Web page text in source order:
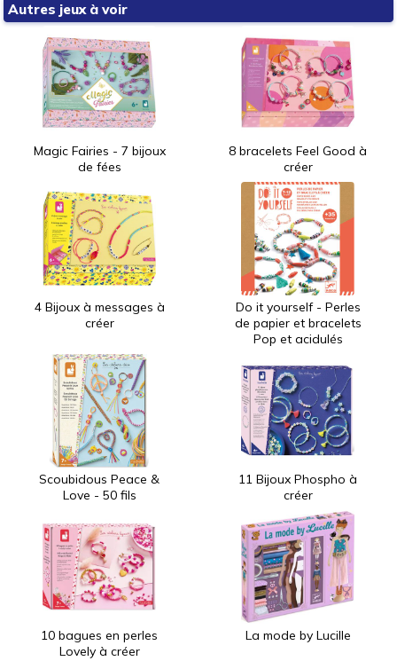
Autres jeux à voir
Magic Fairies - 7 bijoux
de fées
8 bracelets Feel Good à
créer
4 Bijoux à messages à
créer
Do it yourself - Perles
de papier et bracelets
Pop et acidulés
Scoubidous Peace &
Love - 50 fils
11 Bijoux Phospho à
créer
10 bagues en perles
Lovely à créer
La mode by Lucille